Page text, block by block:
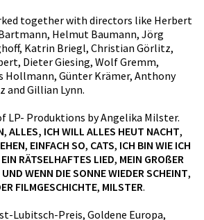
together with directors like Herbert
Helmut Baumann, Jörg
Katrin Briegl, Christian Görlitz,
Dieter Giesing, Wolf Gremm,
Hollmann, Günter Krämer, Anthony
and Gillian Lynn.
LP- Produktions by Angelika Milster.
, ALLES, ICH WILL ALLES HEUT NACHT,
, EINFACH SO, CATS, ICH BIN WIE ICH
EIN RÄTSELHAFTES LIED, MEIN GROßER
WENN DIE SONNE WIEDER SCHEINT,
FILMGESCHICHTE, MILSTER.
Lubitsch-Preis, Goldene Europa,